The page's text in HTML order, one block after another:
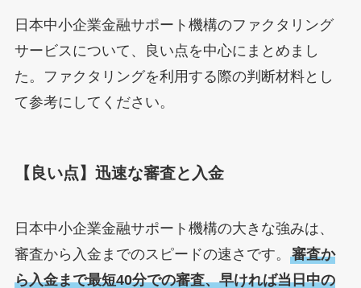
日本中小企業金融サポート機構のファクタリング
サービスについて、良い点を中心にまとめまし
た。ファクタリングを利用する際の判断材料とし
て参考にしてください。
【良い点】迅速な審査と入金
日本中小企業金融サポート機構の大きな強みは、
審査から入金までのスピードの速さです。 審査か
ら入金まで最短40分での審査、早ければ当日中の